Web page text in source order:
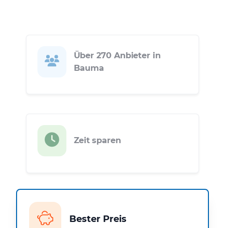
Über 270 Anbieter in
Bauma
Zeit sparen
Bester Preis